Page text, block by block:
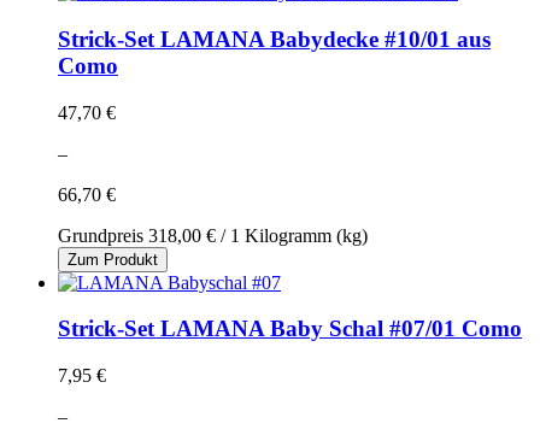
Strick-Set LAMANA Babydecke #10/01 aus
Como
47,70 €
–
66,70 €
Grundpreis 318,00 € / 1 Kilogramm (kg)
Zum Produkt
Strick-Set LAMANA Baby Schal #07/01 Como
7,95 €
–